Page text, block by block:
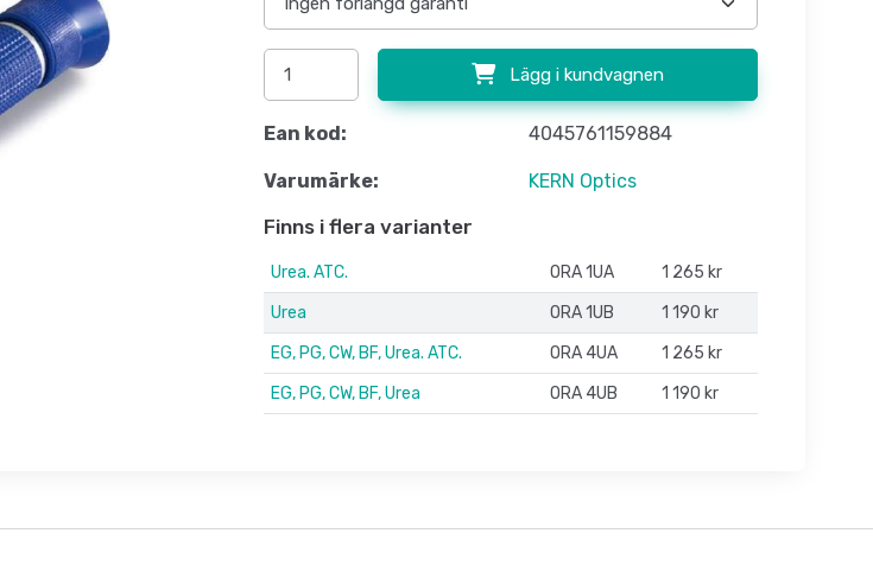
Lägg i kundvagnen
Ean kod: 4045761159884
Varumärke: KERN Optics
Finns i flera varianter
Urea. ATC. ORA 1UA
1 265 kr
Urea
ORA 1UB
1 190 kr
EG, PG, CW, BF, Urea. ATC.
ORA 4UA
1 265 kr
EG, PG, CW, BF, Urea
ORA 4UB 1 190 kr